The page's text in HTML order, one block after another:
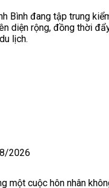
Bình đang tập trung
diện rộng, đồng thời
lịch.
2026
một cuộc hôn nhân